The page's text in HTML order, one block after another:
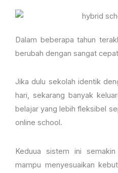
Dalam beberapa tahun
berubah dengan sangat
Jika dulu sekolah identik
hari, sekarang banyak
belajar yang lebih fleksibel
online school.
Keduua sistem ini
mampu menyesuaikan